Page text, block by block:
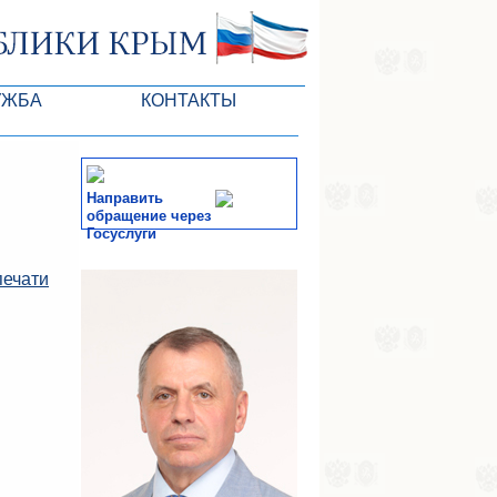
ГС
КОНТАКТЫ
Направить
обращение через
Госуслуги